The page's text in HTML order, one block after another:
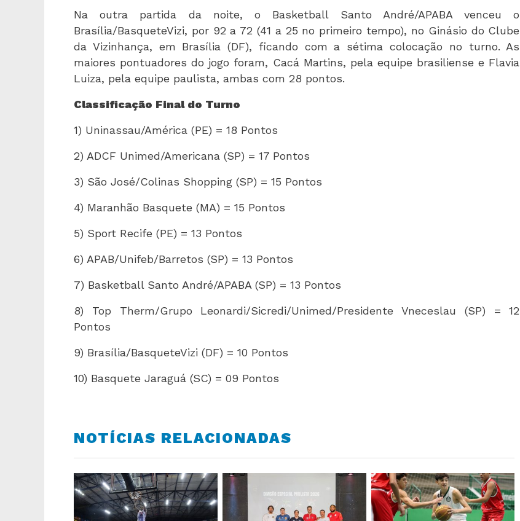
Na outra partida da noite, o Basketball Santo André/APABA venceu o
Brasília/BasqueteVizi, por 92 a 72 (41 a 25 no primeiro tempo), no Ginásio do Clube
da Vizinhança, em Brasília (DF), ficando com a sétima colocação no turno. As
maiores pontuadores do jogo foram, Cacá Martins, pela equipe brasiliense e Flavia
Luiza, pela equipe paulista, ambas com 28 pontos.
Classificação Final do Turno
1) Uninassau/América (PE) = 18 Pontos
2) ADCF Unimed/Americana (SP) = 17 Pontos
3) São José/Colinas Shopping (SP) = 15 Pontos
4) Maranhão Basquete (MA) = 15 Pontos
5) Sport Recife (PE) = 13 Pontos
6) APAB/Unifeb/Barretos (SP) = 13 Pontos
7) Basketball Santo André/APABA (SP) = 13 Pontos
8) Top Therm/Grupo Leonardi/Sicredi/Unimed/Presidente Vneceslau (SP) = 12
Pontos
9) Brasília/BasqueteVizi (DF) = 10 Pontos
10) Basquete Jaraguá (SC) = 09 Pontos
NOTÍCIAS RELACIONADAS